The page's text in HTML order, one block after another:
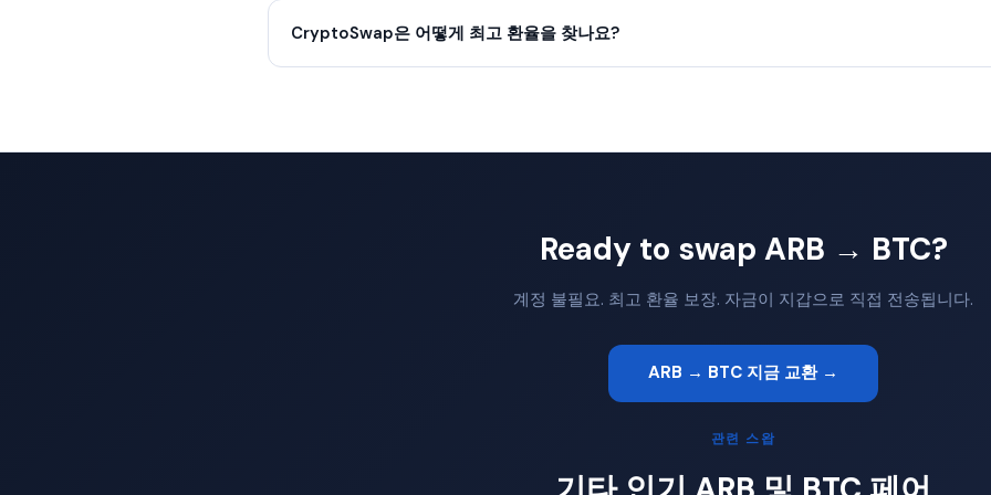
CryptoSwap은 어떻게 최고 환율을 찾나요?
Ready to swap ARB → BTC?
계정 불필요. 최고 환율 보장. 자금이 지갑으로 직접 전송됩니다.
ARB → BTC 지금 교환 →
관련 스왑